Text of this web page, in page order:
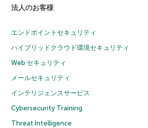
法人のお客様
エンドポイントセキュリティ
ハイブリッドクラウド環境セキュリティ
Web セキュリティ
メールセキュリティ
インテリジェンスサービス
Cybersecurity Training
Threat Intelligence